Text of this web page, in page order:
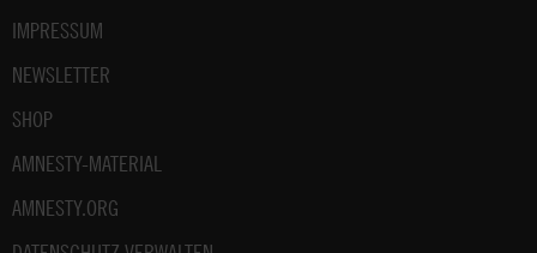
IMPRESSUM
NEWSLETTER
SHOP
AMNESTY-MATERIAL
AMNESTY.ORG